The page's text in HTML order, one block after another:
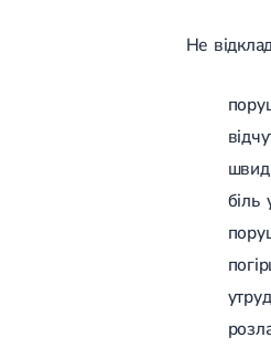
Не
біль